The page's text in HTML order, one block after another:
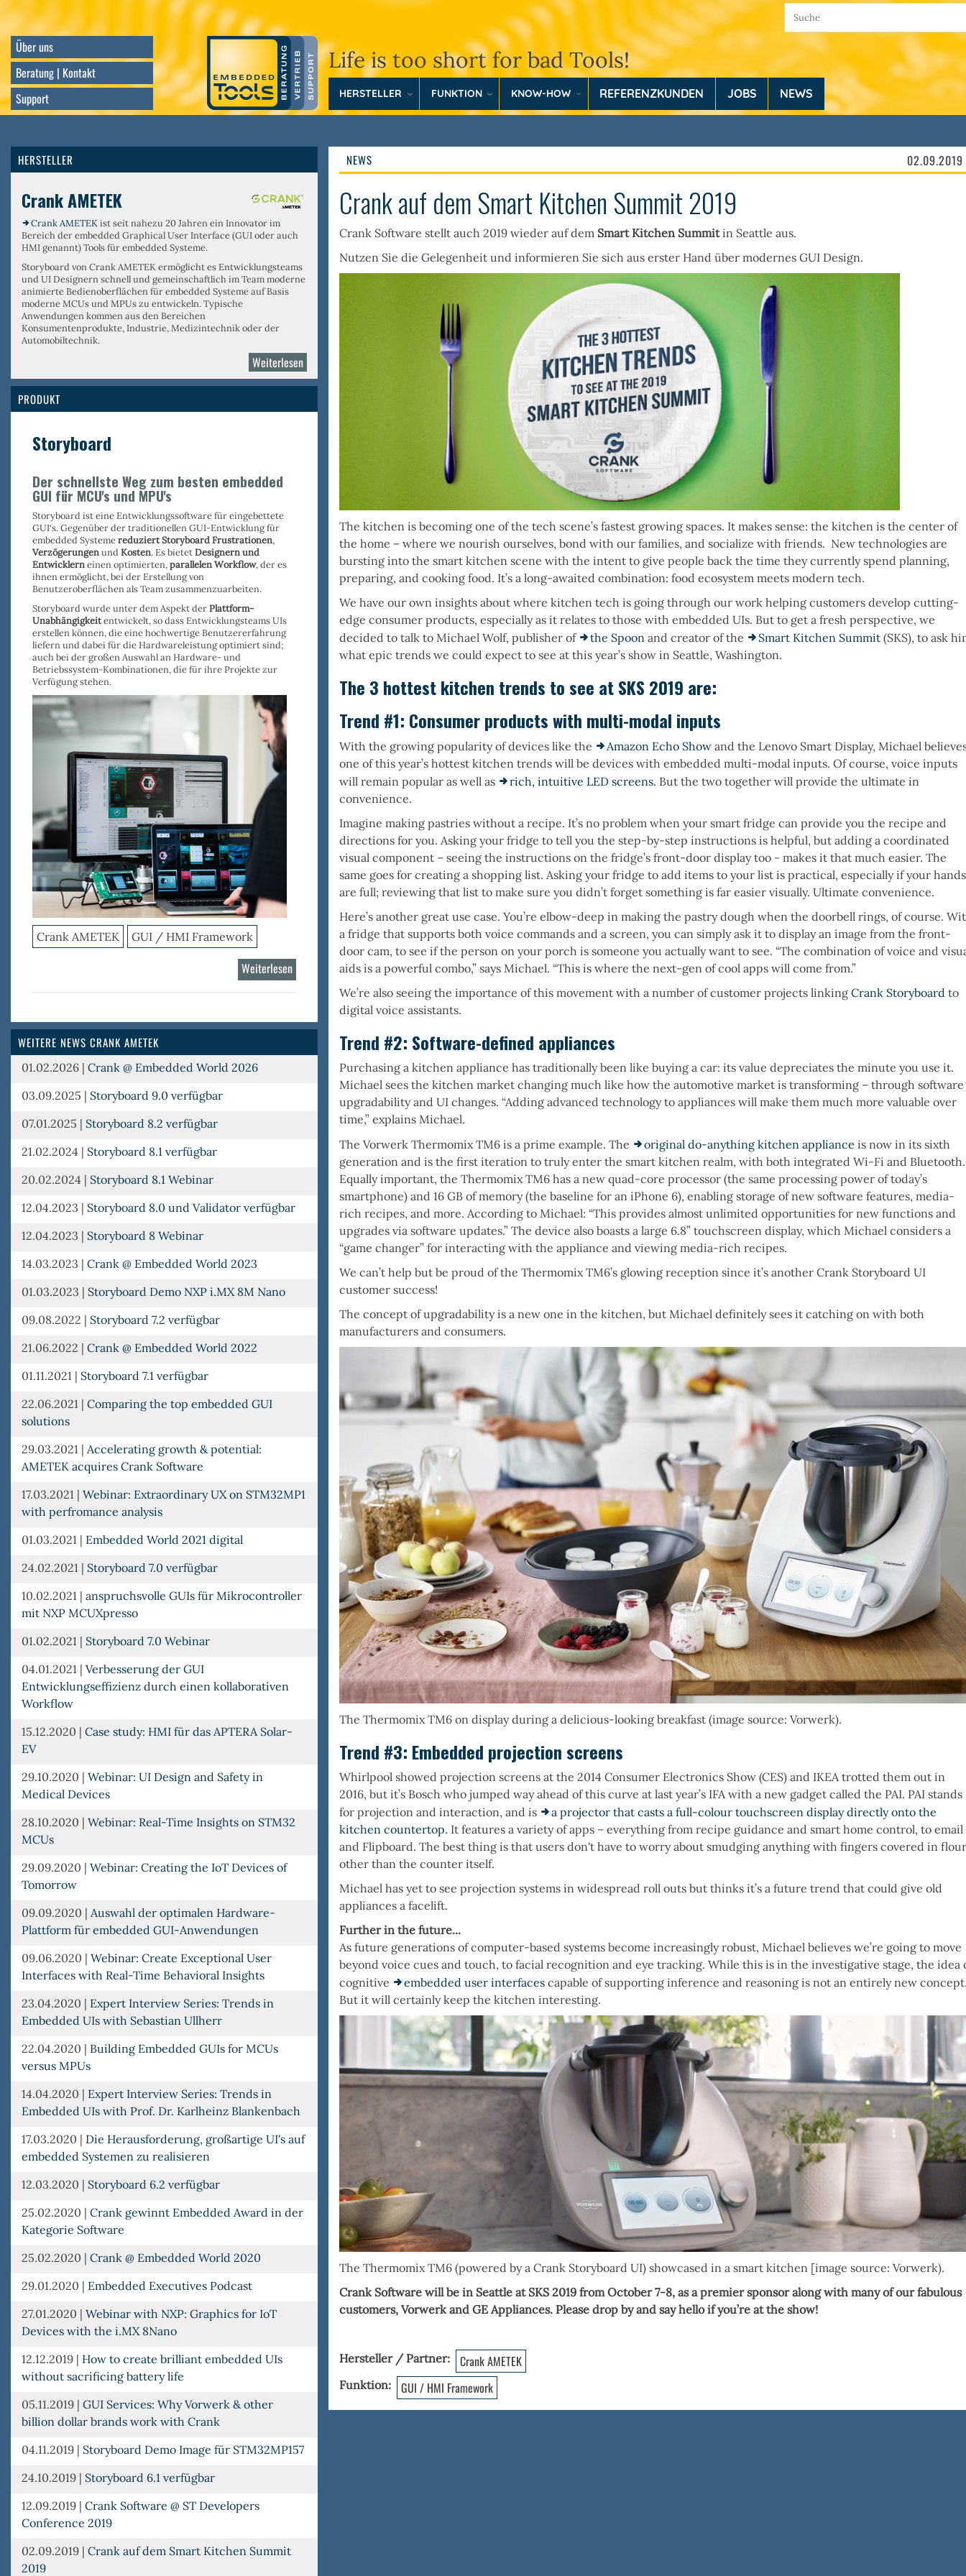
Direkt
InhaltÜber uns
Beratung | Kontakt
Support
Life is too short for bad Tools!
HERSTELLER FUNKTION KNOW-HOW REFERENZKUNDEN JOBS NEWS
HERSTELLER
Crank AMETEK
Crank AMETEK ist seit nahezu 20 Jahren ein Innovator im
Bereich der embedded Graphical User Interface (GUI oder auch
HMI genannt) Tools für embedded Systeme.
Storyboard von Crank AMETEK ermöglicht es Entwicklungsteams
und UI Designern schnell und gemeinschaftlich im Team moderne
animierte Bedienoberflächen für embedded Systeme auf Basis
moderne MCUs und MPUs zu entwickeln. Typische
Anwendungen kommen aus den Bereichen
Konsumentenprodukte, Industrie, Medizintechnik oder der
Automobiltechnik.
Weiterlesenüber
Crank
PRODUKT
Storyboard
Der schnellste Weg zum besten embedded
GUI für MCU's und MPU's
Storyboard ist eine Entwicklungssoftware für eingebettete
GUI‘s. Gegenüber der traditionellen GUI-Entwicklung für
embedded Systemereduziert Storyboard Frustrationen,
Verzögerungenund Kosten. Es bietetDesignern und
Entwicklerneinen optimierten, parallelen Workflow, der es
ihnen ermöglicht, bei der Erstellung von
Benutzeroberflächen als Team zusammenzuarbeiten.
Storyboard wurde unter dem Aspekt derPlattform-
Unabhängigkeitentwickelt, so dass Entwicklungsteams UIs
erstellen können, die eine hochwertige Benutzererfahrung
liefern und dabei für die Hardwareleistung optimiert sind;
auch bei der großen Auswahl an Hardware- und
Betriebssystem-Kombinationen, die für ihre Projekte zur
Verfügung stehen.
Crank AMETEK GUI / HMI Framework
Weiterlesenüber
Storyboard
WEITERE NEWS CRANK AMETEK
01.02.2026 | Crank @ Embedded World 2026
03.09.2025 | Storyboard 9.0 verfügbar
07.01.2025 | Storyboard 8.2 verfügbar
21.02.2024 | Storyboard 8.1 verfügbar
20.02.2024 | Storyboard 8.1 Webinar
12.04.2023 | Storyboard 8.0 und Validator verfügbar
12.04.2023 | Storyboard 8 Webinar
14.03.2023 | Crank @ Embedded World 2023
01.03.2023 | Storyboard Demo NXP i.MX 8M Nano
09.08.2022 | Storyboard 7.2 verfügbar
21.06.2022 | Crank @ Embedded World 2022
01.11.2021 | Storyboard 7.1 verfügbar
22.06.2021 | Comparing the top embedded GUI
solutions
29.03.2021 | Accelerating growth & potential:
AMETEK acquires Crank Software
17.03.2021 | Webinar: Extraordinary UX on STM32MP1
with perfromance analysis
01.03.2021 | Embedded World 2021 digital
24.02.2021 | Storyboard 7.0 verfügbar
10.02.2021 | anspruchsvolle GUIs für Mikrocontroller
mit NXP MCUXpresso
01.02.2021 | Storyboard 7.0 Webinar
04.01.2021 | Verbesserung der GUI
Entwicklungseffizienz durch einen kollaborativen
Workflow
15.12.2020 | Case study: HMI für das APTERA Solar-
EV
29.10.2020 | Webinar: UI Design and Safety in
Medical Devices
28.10.2020 | Webinar: Real-Time Insights on STM32
MCUs
29.09.2020 | Webinar: Creating the IoT Devices of
Tomorrow
09.09.2020 | Auswahl der optimalen Hardware-
Plattform für embedded GUI-Anwendungen
09.06.2020 | Webinar: Create Exceptional User
Interfaces with Real-Time Behavioral Insights
23.04.2020 | Expert Interview Series: Trends in
Embedded UIs with Sebastian Ullherr
22.04.2020 | Building Embedded GUIs for MCUs
versus MPUs
14.04.2020 | Expert Interview Series: Trends in
Embedded UIs with Prof. Dr. Karlheinz Blankenbach
17.03.2020 | Die Herausforderung, großartige UI's auf
embedded Systemen zu realisieren
12.03.2020 | Storyboard 6.2 verfügbar
25.02.2020 | Crank gewinnt Embedded Award in der
Kategorie Software
25.02.2020 | Crank @ Embedded World 2020
29.01.2020 | Embedded Executives Podcast
27.01.2020 | Webinar with NXP: Graphics for IoT
Devices with the i.MX 8Nano
12.12.2019 | How to create brilliant embedded UIs
without sacrificing battery life
05.11.2019 | GUI Services: Why Vorwerk & other
billion dollar brands work with Crank
04.11.2019 | Storyboard Demo Image für STM32MP157
24.10.2019 | Storyboard 6.1 verfügbar
12.09.2019 | Crank Software @ ST Developers
Conference 2019
02.09.2019 | Crank auf dem Smart Kitchen Summit
2019
NEWS 02.09.2019
Crank auf dem Smart Kitchen Summit 2019
Crank Software stellt auch 2019 wieder auf dem Smart Kitchen Summitin Seattle aus.
Nutzen Sie die Gelegenheit und informieren Sie sich aus erster Hand über modernes GUI Design.
The kitchen is becoming one of the tech scene’s fastest growing spaces. It makes sense: the kitchen is the center of
the home – where we nourish ourselves, bond with our families, and socialize with friends. New technologies are
bursting into the smart kitchen scene with the intent to give people back the time they currently spend planning,
preparing, and cooking food. It’s a long-awaited combination: food ecosystem meets modern tech.
We have our own insights about where kitchen tech is going through our work helping customers develop cutting-
edge consumer products, especially as it relates to those with embedded UIs. But to get a fresh perspective, we
decided to talk to Michael Wolf, publisher of
the Spoon and creator of the Smart Kitchen Summit(SKS), to ask
what epic trends we could expect to see at this year’s show in Seattle, Washington.
The 3 hottest kitchen trends to see at SKS 2019 are:
Trend #1: Consumer products with multi-modal inputs
With the growing popularity of devices like the Amazon Echo Showand the Lenovo Smart Display, Michael
one of this year’s hottest kitchen trends will be devices with embedded multi-modal inputs. Of course, voice inputs
will remain popular as well as
rich, intuitive LED screens. But the two together will provide the ultimate in
convenience.
Imagine making pastries without a recipe. It’s no problem when your smart fridge can provide you the recipe and
directions for you. Asking your fridge to tell you the step-by-step instructions is helpful, but adding a coordinated
visual component – seeing the instructions on the fridge’s front-door display too - makes it that much easier. The
same goes for creating a shopping list. Asking your fridge to add items to your list is practical, especially if your hands
are full; reviewing that list to make sure you didn’t forget something is far easier visually. Ultimate convenience.
Here’s another great use case. You’re elbow-deep in making the pastry dough when the doorbell rings, of course.
a fridge that supports both voice commands and a screen, you can simply ask it to display an image from the front-
door cam, to see if the person on your porch is someone you actually want to see. “The combination of voice and
aids is a powerful combo,” says Michael. “This is where the next-gen of cool apps will come from.”
We’re also seeing the importance of this movement with a number of customer projects linking Crank Storyboard to
digital voice assistants.
Trend #2: Software-defined appliances
Purchasing a kitchen appliance has traditionally been like buying a car: its value depreciates the minute you use it.
Michael sees the kitchen market changing much like how the automotive market is transforming – through software
upgradability and UI changes. “Adding advanced technology to appliances will make them much more valuable over
time,” explains Michael.
The Vorwerk Thermomix TM6 is a prime example. The
original do-anything kitchen appliance is now in its sixth
generation and is the first iteration to truly enter the smart kitchen realm, with both integrated Wi-Fi and Bluetooth.
Equally important, the Thermomix TM6 has a new quad-core processor (the same processing power of today’s
smartphone) and 16 GB of memory (the baseline for an iPhone 6), enabling storage of new software features, media-
rich recipes, and more. According to Michael: “This provides almost unlimited opportunities for new functions and
upgrades via software updates.” The device also boasts a large 6.8” touchscreen display, which Michael considers a
“game changer” for interacting with the appliance and viewing media-rich recipes.
We can’t help but be proud of the Thermomix TM6’s glowing reception since it’s another Crank Storyboard UI
customer success!
The concept of upgradability is a new one in the kitchen, but Michael definitely sees it catching on with both
manufacturers and consumers.
The Thermomix TM6 on display during a delicious-looking breakfast (image source: Vorwerk).
Trend #3: Embedded projection screens
Whirlpool showed projection screens at the 2014 Consumer Electronics Show (CES) and IKEA trotted them out in
2016, but it’s Bosch who jumped way ahead of this curve at last year’s IFA with a new gadget called the PAI. PAI stands
for projection and interaction, and is
a projector that casts a full-colour touchscreen display directly onto the
kitchen countertop. It features a variety of apps – everything from recipe guidance and smart home control, to email
and Flipboard. The best thing is that users don't have to worry about smudging anything with fingers covered in
other than the counter itself.
Michael has yet to see projection systems in widespread roll outs but thinks it’s a future trend that could give old
appliances a facelift.
Further in the future...
As future generations of computer-based systems become increasingly robust, Michael believes we’re going to move
beyond voice cues and touch, to facial recognition and eye tracking. While this is in the investigative stage, the idea
cognitive
embedded user interfacescapable of supporting inference and reasoning is not an entirely new
But it will certainly keep the kitchen interesting.
The Thermomix TM6 (powered by a Crank Storyboard UI) showcased in a smart kitchen [image source: Vorwerk).
Crank Software will be in Seattle at SKS 2019 from October 7-8, as a premier sponsor along with many of our fabulous
customers, Vorwerk and GE Appliances. Please drop by and say hello if you’re at the show!
Hersteller / Partner Crank AMETEK
Funktion GUI / HMI Framework